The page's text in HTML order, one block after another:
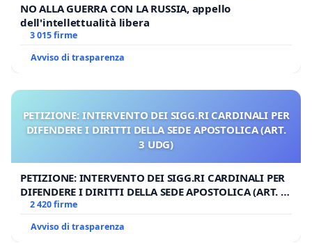
NO ALLA GUERRA CON LA RUSSIA, appello
dell'intellettualità libera
3 015 firme
Avviso di trasparenza
PETIZIONE: INTERVENTO DEI SIGG.RI CARDINALI PER
DIFENDERE I DIRITTI DELLA SEDE APOSTOLICA (ART.
3 UDG)
PETIZIONE: INTERVENTO DEI SIGG.RI CARDINALI PER
DIFENDERE I DIRITTI DELLA SEDE APOSTOLICA (ART. 3
UDG)
2 420 firme
Avviso di trasparenza